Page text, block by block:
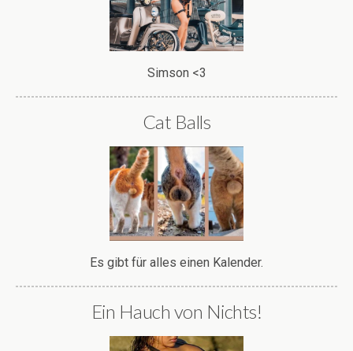
Simson <3
Cat Balls
Es gibt für alles einen Kalender.
Ein Hauch von Nichts!